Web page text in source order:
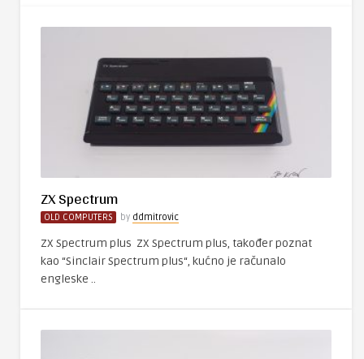
ZX Spectrum
OLD COMPUTERS by ddmitrovic
ZX Spectrum plus ZX Spectrum plus, također poznat
kao “Sinclair Spectrum plus“, kućno je računalo
engleske ..